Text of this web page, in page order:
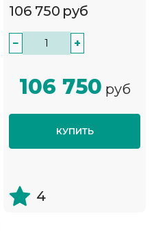
106 750 руб
− +
106 750 руб
КУПИТЬ
4